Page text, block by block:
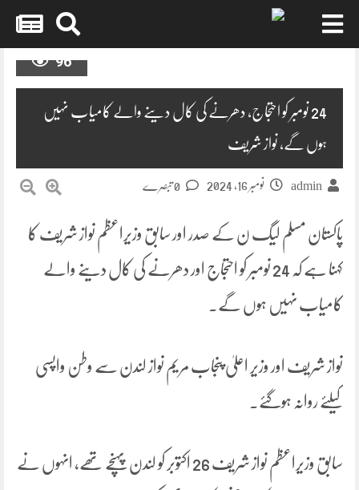
96
24 نومبر کو احتجاج، دھرنے کی کال دینے والے کامیاب نہیں
ہوں گے، نواز شریف
admin نومبر 16, 2024
پاکستان مسلم لیگ ن کے صدر اور سابق وزیراعظم نواز شریف کا
کہنا ہے کہ 24 نومبر کو احتجاج اور دھرنے کی کال دینے والے
کامیاب نہیں ہوں گے۔
نواز شریف اور وزیر اعلیٰ پنجاب مریم نواز لندن سے وطن واپسی
کیلئے روانہ ہوگئے۔
سابق وزیراعظم نواز شریف 26 اکتوبر کو لندن پہنچے تھے، انہوں نے